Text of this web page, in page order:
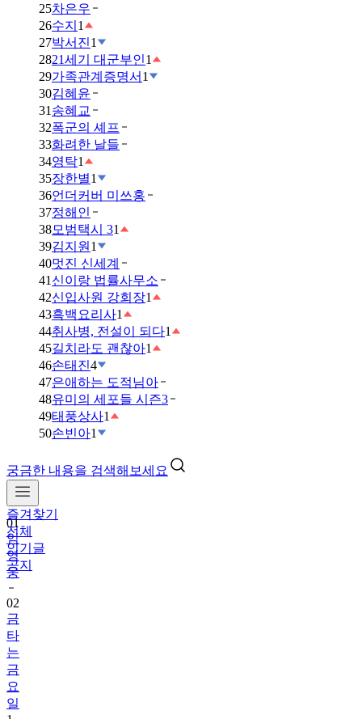
25차은우
26수지 1
27박서진1
2821세기 대군부인1
29가족관계증명서 1
30김혜윤
31 송혜교
32폭군의 셰프
33화려한 날들
34영탁1
35장한별1
36언더커버 미쓰홍
37정해인
38모범택시 31
39김지원 1
40멋진 신세계
41 신이랑 법률사무소
42신입사원 강회장1
43흑백요리사1
44취사병, 전설이 되다1
45길치라도 괜찮아1
46손태진4
47은애하는 도적님아
48유미의 세포들 시즌3
49태풍상사1
50손빈아1
궁금한 내용을 검색해보세요
즐겨찾기
전체
인기글
공지
01
임
영
웅
02
금
타
는
금
요
일